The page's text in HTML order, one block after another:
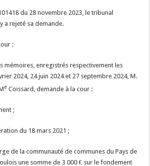
du 28 novembre 2023, le tribunal
a rejeté sa demande.
:
mémoires, enregistrés respectivement les
2024, 24 juin 2024 et 27 septembre 2024, M.
e Coissard, demande à la cour :
;
du 18 mars 2021 ;
de la communauté de communes du Pays de
une somme de 3 000 € sur le fondement